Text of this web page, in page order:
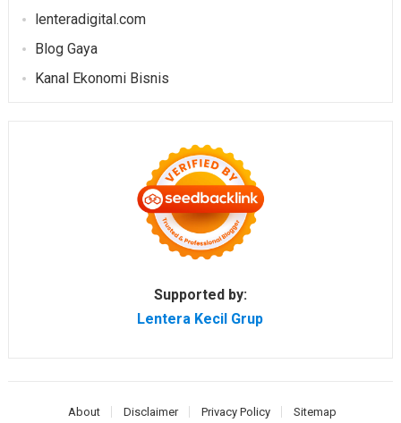
lenteradigital.com
Blog Gaya
Kanal Ekonomi Bisnis
Supported by:
Lentera Kecil Grup
About Disclaimer Privacy Policy Sitemap